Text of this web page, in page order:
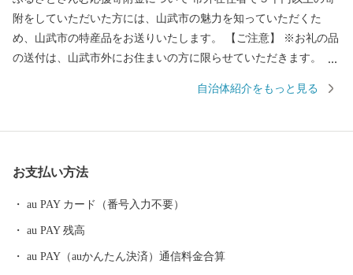
附をしていただいた方には、山武市の魅力を知っていただくた
め、山武市の特産品をお送りいたします。 【ご注意】 ※お礼の品
の送付は、山武市外にお住まいの方に限らせていただきます。 ※
自治体紹介をもっと見る
お支払い方法
au PAY カード（番号入力不要）
au PAY 残高
au PAY（auかんたん決済）通信料金合算